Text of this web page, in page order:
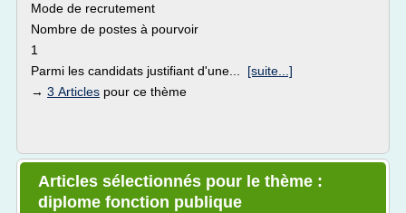
Mode de recrutement
Nombre de postes à pourvoir
1
Parmi les candidats justifiant d'une... [suite...]
→ 3 Articles pour ce thème
Articles sélectionnés pour le thème :
diplome fonction publique